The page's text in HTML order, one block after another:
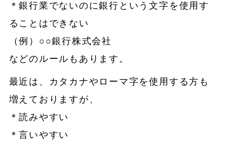
＊銀行業でないのに銀行という文字を使用す
ることはできない
（例）○○銀行株式会社
などのルールもあります。
最近は、カタカナやローマ字を使用する方も
増えておりますが、
＊読みやすい
＊言いやすい